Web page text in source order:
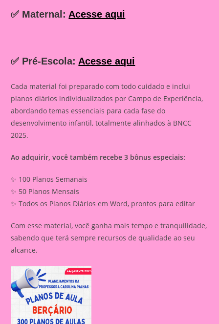
✅ Maternal: Acesse aqui
✅ Pré-Escola: Acesse aqui
Cada material foi preparado com todo cuidado e inclui
planos diários individualizados por Campo de Experiência,
abordando temas essenciais para cada fase do
desenvolvimento infantil, totalmente alinhados à BNCC
2025.
Ao adquirir, você também recebe 3 bônus especiais:
✨ 100 Planos Semanais
✨ 50 Planos Mensais
✨ Todos os Planos Diários em Word, prontos para editar
Com esse material, você ganha mais tempo e tranquilidade,
sabendo que terá sempre recursos de qualidade ao seu
alcance.